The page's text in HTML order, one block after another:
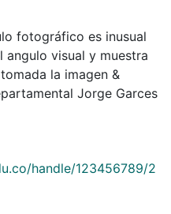
fotográfico es inusual
angulo visual y muestra
la imagen &
Jorge Garces
handle/123456789/2